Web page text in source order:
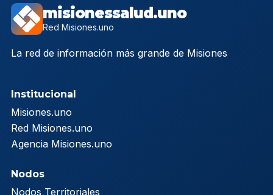
misionessalud.uno
Red Misiones.uno
La red de información más grande de Misiones
Institucional
Misiones.uno
Red Misiones.uno
Agencia Misiones.uno
Nodos
Nodos Territoriales